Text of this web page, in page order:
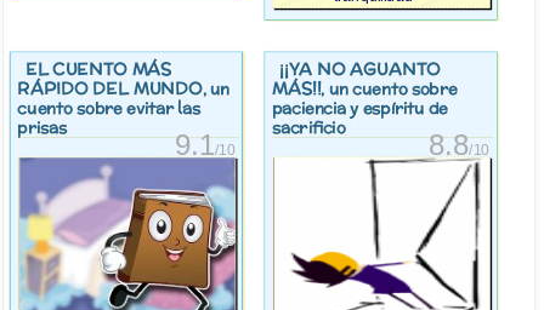
EL CUENTO MÁS
RÁPIDO DEL MUNDO, un
cuento sobre evitar las
prisas
9.1/10
¡¡YA NO AGUANTO
MÁS!!, un cuento sobre
paciencia y espíritu de
sacrificio
8.8/10